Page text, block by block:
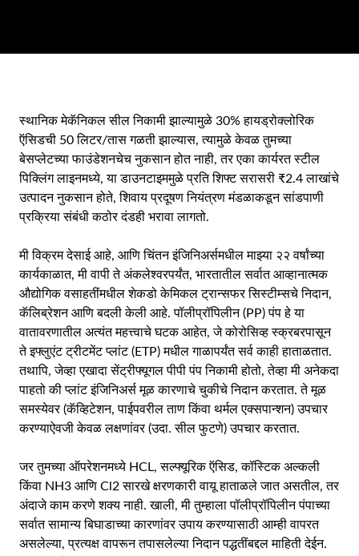
स्थानिक मेकॅनिकल सील निकामी झाल्यामुळे 30% हायड्रोक्लोरिक
ऍसिडची 50 लिटर/तास गळती झाल्यास, त्यामुळे केवळ तुमच्या
बेसप्लेटच्या फाउंडेशनचेच नुकसान होत नाही, तर एका कार्यरत स्टील
पिक्लिंग लाइनमध्ये, या डाउनटाइममुळे प्रति शिफ्ट सरासरी ₹2.4 लाखांचे
उत्पादन नुकसान होते, शिवाय प्रदूषण नियंत्रण मंडळाकडून सांडपाणी
प्रक्रिया संबंधी कठोर दंडही भरावा लागतो.
मी विक्रम देसाई आहे, आणि चिंतन इंजिनिअर्समधील माझ्या २२ वर्षांच्या
कार्यकाळात, मी वापी ते अंकलेश्वरपर्यंत, भारतातील सर्वात आव्हानात्मक
औद्योगिक वसाहतींमधील शेकडो केमिकल ट्रान्सफर सिस्टीम्सचे निदान,
कॅलिब्रेशन आणि बदली केली आहे. पॉलीप्रॉपिलीन (PP) पंप हे या
वातावरणातील अत्यंत महत्त्वाचे घटक आहेत, जे कोरोसिव्ह स्क्रबरपासून
ते इफ्लुएंट ट्रीटमेंट प्लांट (ETP) मधील गाळापर्यंत सर्व काही हाताळतात.
तथापि, जेव्हा एखादा सेंट्रीफ्यूगल पीपी पंप निकामी होतो, तेव्हा मी अनेकदा
पाहतो की प्लांट इंजिनिअर्स मूळ कारणाचे चुकीचे निदान करतात. ते मूळ
समस्येवर (कॅव्हिटेशन, पाईपवरील ताण किंवा थर्मल एक्सपान्शन) उपचार
करण्याऐवजी केवळ लक्षणांवर (उदा. सील फुटणे) उपचार करतात.
जर तुमच्या ऑपरेशनमध्ये HCL, सल्फ्यूरिक ऍसिड, कॉस्टिक अल्कली
किंवा NH3 आणि Cl2 सारखे क्षरणकारी वायू हाताळले जात असतील, तर
अंदाजे काम करणे शक्य नाही. खाली, मी तुम्हाला पॉलीप्रॉपिलीन पंपाच्या
सर्वात सामान्य बिघाडाच्या कारणांवर उपाय करण्यासाठी आम्ही वापरत
असलेल्या, प्रत्यक्ष वापरून तपासलेल्या निदान पद्धतींबद्दल माहिती देईन.